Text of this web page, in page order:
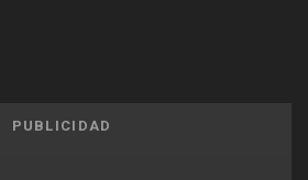
PUBLICIDAD